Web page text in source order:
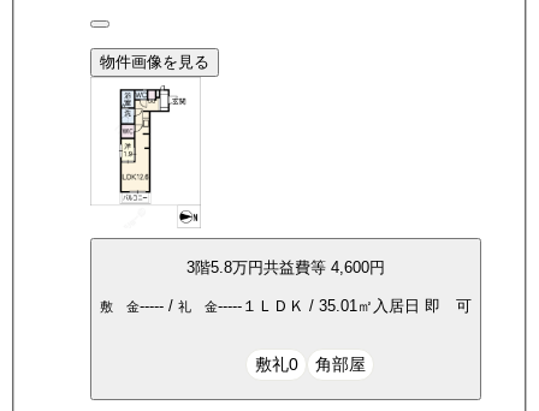
物件画像を見る
3階5.8万円共益費等4,600円
敷 金----- /礼 金----- １ＬＤＫ /35.01 ㎡ 入居日即 可
敷礼0 角部屋